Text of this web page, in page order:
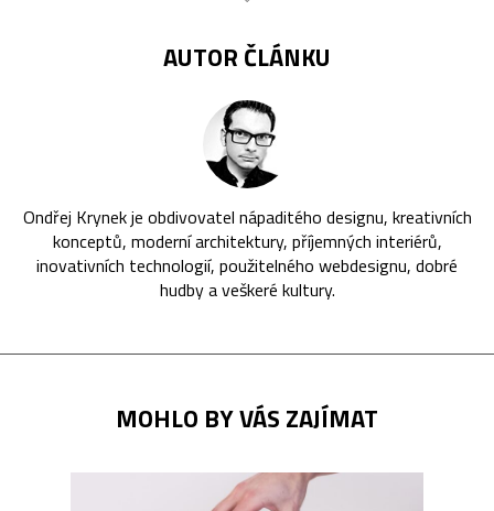
AUTOR ČLÁNKU
Ondřej Krynek je obdivovatel nápaditého designu, kreativních
konceptů, moderní architektury, příjemných interiérů,
inovativních technologií, použitelného webdesignu, dobré
hudby a veškeré kultury.
MOHLO BY VÁS ZAJÍMAT